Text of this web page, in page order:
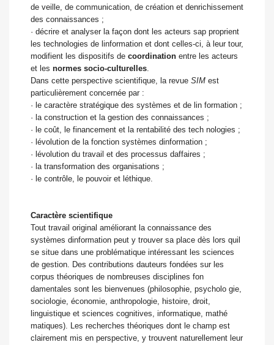
de veille, de communication, de création et denrichissement
des connaissances ;
· décrire et analyser la façon dont les acteurs sap proprient
les technologies de linformation et dont celles-ci, à leur tour,
modifient les dispositifs de coordination entre les acteurs
et les normes socio-culturelles.
Dans cette perspective scientifique, la revue SIM est
particulièrement concernée par :
· le caractère stratégique des systèmes et de lin formation ;
· la construction et la gestion des connaissances ;
· le coût, le financement et la rentabilité des tech nologies ;
· lévolution de la fonction systèmes dinformation ;
· lévolution du travail et des processus daffaires ;
· la transformation des organisations ;
· le contrôle, le pouvoir et léthique.
Caractère scientifique
Tout travail original améliorant la connaissance des
systèmes dinformation peut y trouver sa place dès lors quil
se situe dans une problématique intéressant les sciences
de gestion. Des contributions dauteurs fondées sur les
corpus théoriques de nombreuses disciplines fon
damentales sont les bienvenues (philosophie, psycholo gie,
sociologie, économie, anthropologie, histoire, droit,
linguistique et sciences cognitives, informatique, mathé
matiques). Les recherches théoriques dont le champ est
clairement mis en perspective, y trouvent naturellement leur